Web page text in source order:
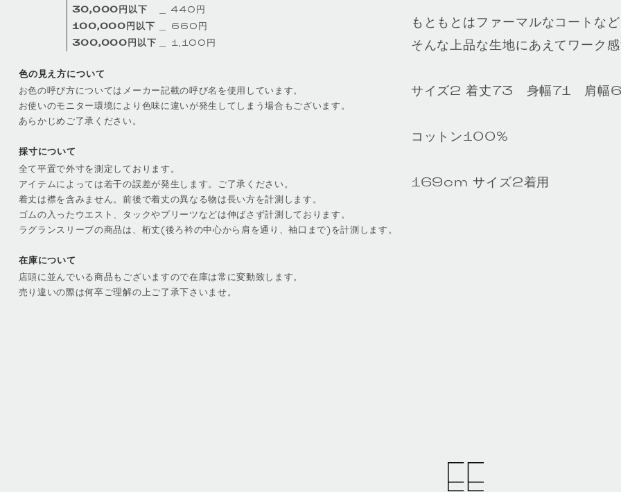
もともとはファーマルなコートな
そんな上品な生地にあえてワーク
サイズ2 着丈73 身幅71 肩
コットン100%
169cm サイズ2着用
30,000円以下
＿ 440円
100,000円以下
＿ 660円
300,000円以下
＿ 1,100円
色の見え方について
お色の呼び方についてはメーカー記載の呼び名を使用しています。
お使いのモニター環境により色味に違いが発生してしまう場合もございます。
あらかじめご了承ください。
採寸について
全て平置で外寸を測定しております。
アイテムによっては若干の誤差が発生します。ご了承ください。
着丈は襟を含みません。前後で着丈の異なる物は長い方を計測します。
ゴムの入ったウエスト、タックやプリーツなどは伸ばさず計測しております。
ラグランスリーブの商品は、桁丈(後ろ衿の中心から肩を通り、袖口まで)を計測します。
在庫について
店頭に並んでいる商品もございますので在庫は常に変動致します。
売り違いの際は何卒ご理解の上ご了承下さいませ。